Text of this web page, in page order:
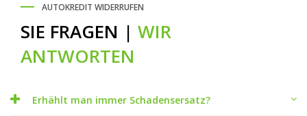
AUTOKREDIT WIDERRUFEN
SIE FRAGEN | WIR
ANTWORTEN
Erhählt man immer Schadensersatz?